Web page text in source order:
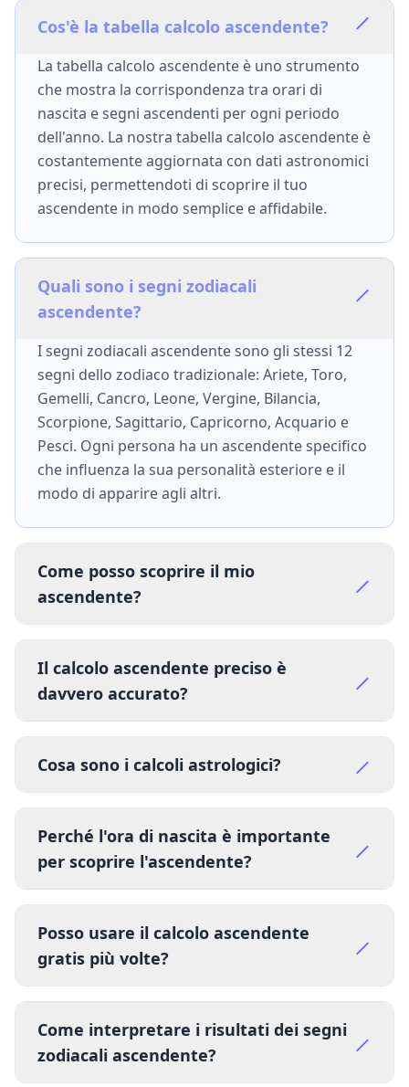
Cos'è la tabella calcolo ascendente?
La tabella calcolo ascendente è uno strumento
che mostra la corrispondenza tra orari di
nascita e segni ascendenti per ogni periodo
dell'anno. La nostra tabella calcolo ascendente è
costantemente aggiornata con dati astronomici
precisi, permettendoti di scoprire il tuo
ascendente in modo semplice e affidabile.
Quali sono i segni zodiacali
ascendente?
I segni zodiacali ascendente sono gli stessi 12
segni dello zodiaco tradizionale: Ariete, Toro,
Gemelli, Cancro, Leone, Vergine, Bilancia,
Scorpione, Sagittario, Capricorno, Acquario e
Pesci. Ogni persona ha un ascendente specifico
che influenza la sua personalità esteriore e il
modo di apparire agli altri.
Come posso scoprire il mio
ascendente?
Il calcolo ascendente preciso è
davvero accurato?
Cosa sono i calcoli astrologici?
Perché l'ora di nascita è importante
per scoprire l'ascendente?
Posso usare il calcolo ascendente
gratis più volte?
Come interpretare i risultati dei segni
zodiacali ascendente?